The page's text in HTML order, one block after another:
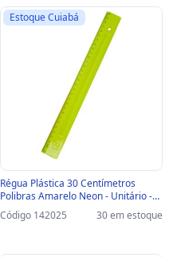
Estoque Cuiabá
Régua Plástica 30 Centímetros
Polibras Amarelo Neon - Unitário -
200131 - 200131
Código 142025 30 em estoque